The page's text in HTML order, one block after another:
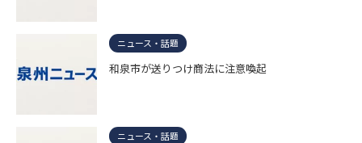
ニュース・話題
和泉市が送りつけ商法に注意喚起
ニュース・話題